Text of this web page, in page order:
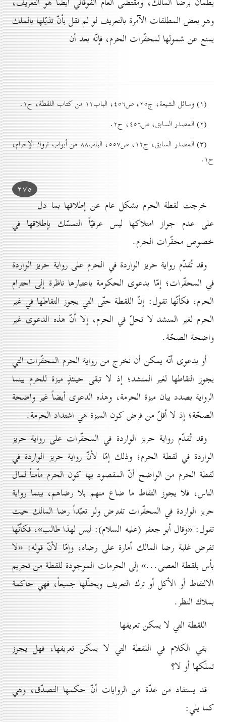
وهو بعض المطلقات الآمرة بالتعريف لو لم نقل بأنّ تذيّلها بالملك
يمنع عن شمولها لمحقّرات الحرم، فإنّه بعد أن
(۱) وسائل الشيعة، ج۲٥، ص٤٥٦، الباب۱۲ من كتاب اللقطة، ح۱.
(۲) المصدر السابق، ص٤٥٦، ح۲.
(۳) المصدر السابق، ج۱۲، ص٥٥۷، الباب۸۸ من أبواب تروك الإحرام،
ح۱.
۲۷٥
خرجت لقطة الحرم بشكل عام عن إطلاقها بما دل
على عدم جواز امتلاكها ليس عرفيّاً التمسّك بإطلاقها في
خصوص محقّرات الحرم.
وقد تُقدّم رواية حريز الواردة في الحرم على رواية حريز الواردة
في المحقّرات؛ إمّا بدعوى الحكومة باعتبارها ناظرة إلى احترام
الحرم، فكأنّها تقول: إنّ اللقطة حتّى التي يجوز التقاطها في غير
الحرم لغير المنشد لا تحلّ في الحرم، إلا أنّ هذه الدعوى غير
واضحة الصحّة.
أو بدعوى أنّه يمكن أن نخرج من رواية الحرم المحقّرات التي
يجوز التقاطها لغير المنشد؛ إذ لا تبقى حينئذٍ ميزة للحرم بينما
الرواية بصدد بيان ميزة الحرمة، وهذه الدعوى أيضاً غير واضحة
الصحّة؛ إذ لا أقلّ من فرض كون الميزة هي اشتداد الحرمة.
وقد تُقدّم رواية حريز الواردة في المحقّرات على رواية حريز
الواردة في لقطة الحرم؛ وذلك إمّا لأنّ رواية حريز الواردة في
لقطة الحرم من الواضح أنّ المقصود بها كون الحرم مأمناً لمال
الناس، فلا يجوز التقاط ما ضاع منهم بلا رضاهم، بينما رواية
حريز الواردة في المحقّرات تفترض ولو تعبّداً رضا المالك حيث
تقول: «وقال أبو جعفر (علیه السلام): ليس لهذا طالب»، فكأنّها
تفرض غلبة رضا المالك أمارة على رضاه، وإمّا لأنّ قوله: «لا
بأس بلقطة العصى...» إلى الحرمات الموجودة للقطة من تحريم
الالتقاط أو الأكل أو ترك التعريف ويحلّلها جميعاً، فهي حاكمة
بملاك النظر.
اللقطة التي لا يمکن تعريفها
بقي الكلام في اللقطة التي لا يمكن تعريفها، فهل يجوز
تملّكها أو لا؟
قد يستفاد من عدّة من الروايات أنّ حكمها التصدّق، وهي
كما يلي: